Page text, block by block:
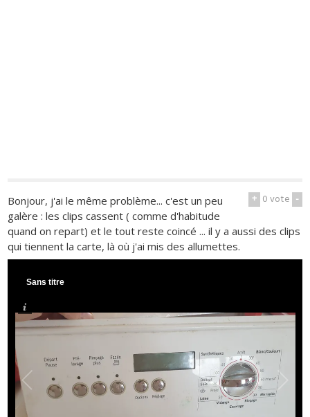
+ 0vote -
Bonjour, j'ai le même problème... c'est un peu
galère : les clips cassent ( comme d'habitude
quand on repart) et le tout reste coincé ... il y a aussi des clips
qui tiennent la carte, là où j'ai mis des allumettes.
Sans titre